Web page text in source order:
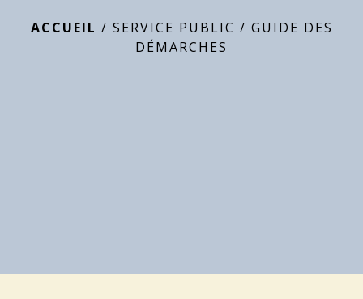
ACCUEIL / SERVICE PUBLIC / GUIDE DES
DÉMARCHES